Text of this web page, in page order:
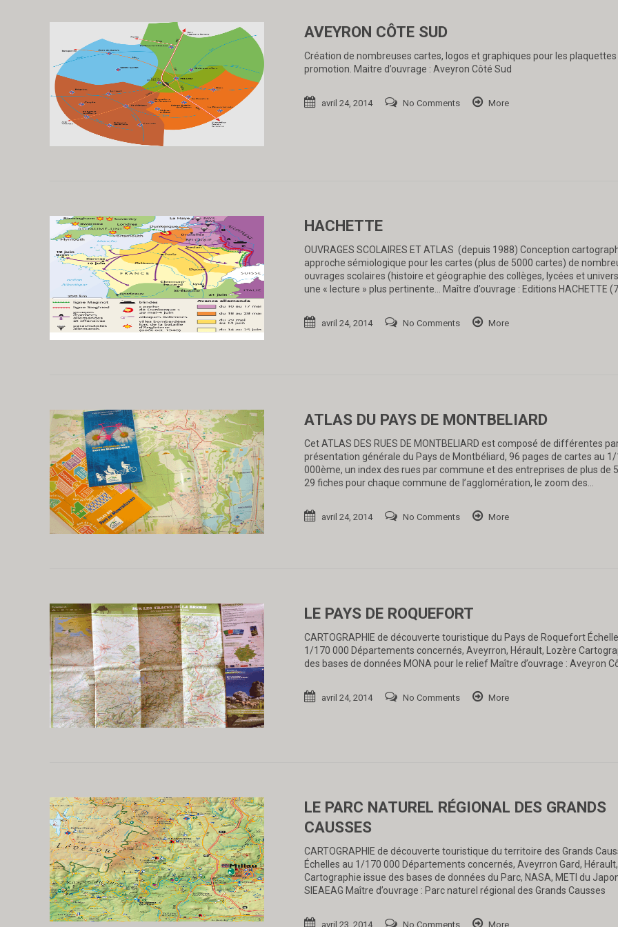
AVEYRON CÔTE SUD
Création de nombreuses cartes, logos et graphiques pour les plaquettes
promotion. Maitre d’ouvrage : Aveyron Côté Sud
avril 24, 2014 No Comments More
HACHETTE
OUVRAGES SCOLAIRES ET ATLAS (depuis 1988) Conception
approche sémiologique pour les cartes (plus de 5000 cartes) de
ouvrages scolaires (histoire et géographie des collèges, lycées et
une « lecture » plus pertinente… Maître d’ouvrage : Editions HACHETTE
avril 24, 2014 No Comments More
ATLAS DU PAYS DE MONTBELIARD
Cet ATLAS DES RUES DE MONTBELIARD est composé de différentes
présentation générale du Pays de Montbéliard, 96 pages de cartes au
000ème, un index des rues par commune et des entreprises de plus de
29 fiches pour chaque commune de l’agglomération, le zoom des…
avril 24, 2014 No Comments More
LE PAYS DE ROQUEFORT
CARTOGRAPHIE de découverte touristique du Pays de Roquefort
1/170 000 Départements concernés, Aveyrron, Hérault, Lozère
des bases de données MONA pour le relief Maître d’ouvrage : Aveyron
avril 24, 2014 No Comments More
LE PARC NATUREL RÉGIONAL DES GRANDS
CAUSSES
CARTOGRAPHIE de découverte touristique du territoire des Grands
Échelles au 1/170 000 Départements concernés, Aveyrron Gard,
Cartographie issue des bases de données du Parc, NASA, METI du
SIEAEAG Maître d’ouvrage : Parc naturel régional des Grands
avril 23, 2014 No Comments More